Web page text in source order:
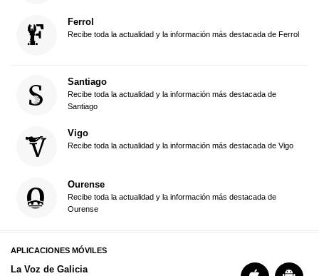
Ferrol
Recibe toda la actualidad y la información más destacada de Ferrol
Santiago
Recibe toda la actualidad y la información más destacada de
Santiago
Vigo
Recibe toda la actualidad y la información más destacada de Vigo
Ourense
Recibe toda la actualidad y la información más destacada de
Ourense
APLICACIONES MÓVILES
La Voz de Galicia